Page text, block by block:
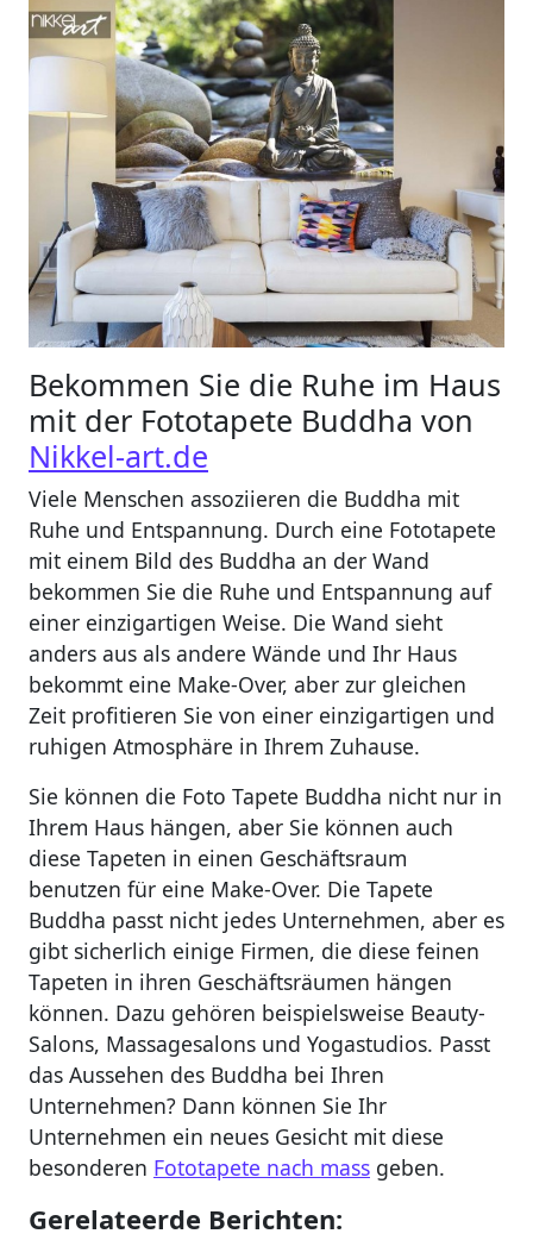
Bekommen Sie die Ruhe im Haus
mit der Fototapete Buddha von
Nikkel-art.de
Viele Menschen assoziieren die Buddha mit
Ruhe und Entspannung. Durch eine Fototapete
mit einem Bild des Buddha an der Wand
bekommen Sie die Ruhe und Entspannung auf
einer einzigartigen Weise. Die Wand sieht
anders aus als andere Wände und Ihr Haus
bekommt eine Make-Over, aber zur gleichen
Zeit profitieren Sie von einer einzigartigen und
ruhigen Atmosphäre in Ihrem Zuhause.
Sie können die Foto Tapete Buddha nicht nur in
Ihrem Haus hängen, aber Sie können auch
diese Tapeten in einen Geschäftsraum
benutzen für eine Make-Over. Die Tapete
Buddha passt nicht jedes Unternehmen, aber es
gibt sicherlich einige Firmen, die diese feinen
Tapeten in ihren Geschäftsräumen hängen
können. Dazu gehören beispielsweise Beauty-
Salons, Massagesalons und Yogastudios. Passt
das Aussehen des Buddha bei Ihren
Unternehmen? Dann können Sie Ihr
Unternehmen ein neues Gesicht mit diese
besonderen Fototapete nach mass geben.
Gerelateerde Berichten: